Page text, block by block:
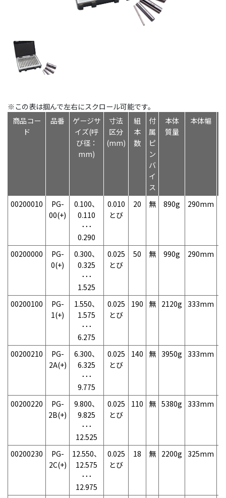
※この表は掴んで左右にスクロール可能です。
商品コー
ド
品番
ゲージサ
イズ(呼
び径：
mm)
寸法
区分
(mm)
組
本
数
付
属
ピ
ン
バ
イ
ス
本体
質量
本体幅
00200010
PG-
00(+)
0.100、
0.110
･･･
0.290
0.010
とび
20 無 890g 290mm
00200000
PG-
0(+)
0.300、
0.325
･･･
1.525
0.025
とび
50 無 990g 290mm
00200100
PG-
1(+)
1.550、
1.575
･･･
6.275
0.025
とび
190 無 2120g 333mm
00200210
PG-
2A(+)
6.300、
6.325
･･･
9.775
0.025
とび
140 無 3950g 333mm
00200220
PG-
2B(+)
9.800、
9.825
･･･
12.525
0.025
とび
110 無 5380g 333mm
00200230
PG-
2C(+)
12.550、
12.575
･･･
12.975
0.025
とび
18 無 2200g 325mm